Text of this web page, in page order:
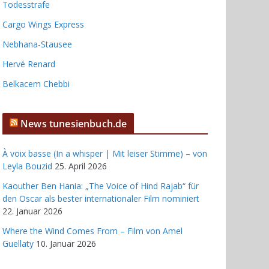
Todesstrafe
Cargo Wings Express
Nebhana-Stausee
Hervé Renard
Belkacem Chebbi
News tunesienbuch.de
À voix basse (In a whisper | Mit leiser Stimme) – von
Leyla Bouzid 25. April 2026
Kaouther Ben Hania: „The Voice of Hind Rajab“ für
den Oscar als bester internationaler Film nominiert
22. Januar 2026
Where the Wind Comes From – Film von Amel
Guellaty 10. Januar 2026